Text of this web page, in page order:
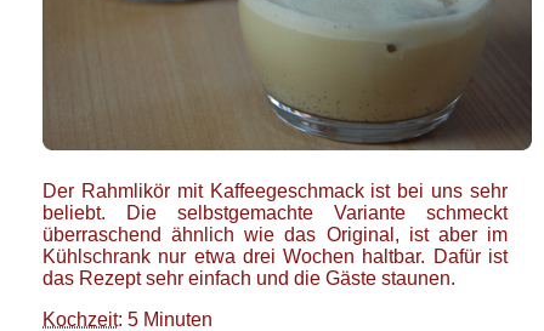
Der Rahmlikör mit Kaffeegeschmack ist bei uns sehr
beliebt. Die selbstgemachte Variante schmeckt
überraschend ähnlich wie das Original, ist aber im
Kühlschrank nur etwa drei Wochen haltbar. Dafür ist
das Rezept sehr einfach und die Gäste staunen.
Kochzeit: 5 Minuten